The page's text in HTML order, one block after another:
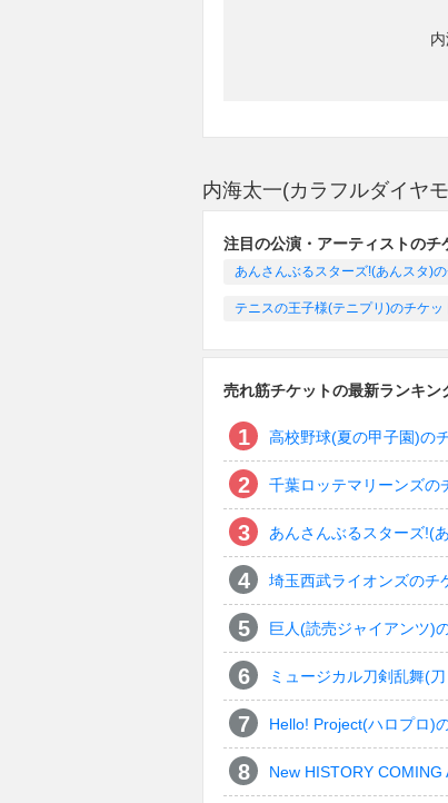
内海太一(カラフルダイヤ
注目の公演・アーティストのチ
あんさんぶるスターズ!(あんスタ)の
テニスの王子様(テニプリ)のチケッ
売れ筋チケットの最新ランキン
高校野球(夏の甲子園)の
千葉ロッテマリーンズの
あんさんぶるスターズ!(
埼玉西武ライオンズのチ
巨人(読売ジャイアンツ)
ミュージカル刀剣乱舞(
Hello! Project(ハロプロ)
New HISTORY